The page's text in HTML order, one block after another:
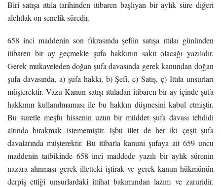
Biri satışa ıttıla tarihinden itibaren başlıyan bir aylık süre diğeri
alelıtlak on senelik süredir.
658 inci maddenin son fıkrasında şefiin satışa ıttılaı gününden
itibaren bir ay geçmekle şufa hakkının sakıt olacağı yazılıdır.
Gerek mukaveleden doğan şufa davasında gerek kanundan doğan
şufa davasında, a) şufa hakkı, b) Şefi, c) Satış, ç) Ittıla unsurları
müşterektir. Vazu Kanun satışı ıttıladan itibaren bir ay içinde şufa
hakkının kullanılmaması ile bu hakkın düşmesini kabul etmiştir.
Bu suretle meşfu hissenin uzun bir müddet şufa davası tehdidi
altında bırakmak istememiştir. İşbu illet de her iki çeşit şufa
davalarında müşterektir. Bu itibarla kanuni şufaya ait 659 uncu
maddenin tatbikinde 658 inci maddede yazılı bir aylık sürenin
nazara alınması gerek illetteki iştirak ve gerek kanun hükmünün
derpiş ettiği unsurlardaki ittihat bakımından lazım ve zaruridir.